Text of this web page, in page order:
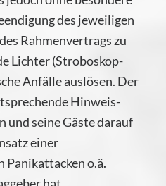
des jeweiligen
Rahmenvertrags zu
Lichter (Stroboskop-
Anfälle auslösen. Der
Hinweis-
und seine Gäste darauf
einer
Panikattacken o.ä.